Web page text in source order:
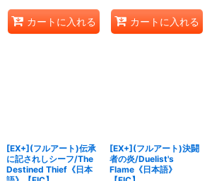
カートに入れる カートに入れる
[EX+](フルアート)伝承
に記されしシーフ/The
Destined Thief《日本
[EX+](フルアート)決闘
者の炎/Duelist's
Flame《日本語》